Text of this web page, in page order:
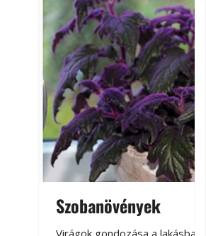
Szobanövények